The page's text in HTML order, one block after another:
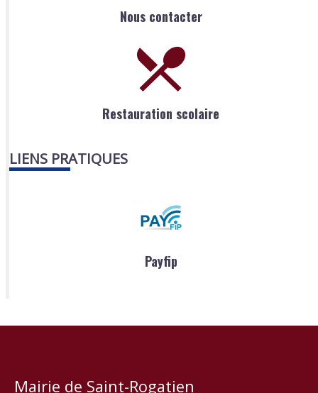
Nous contacter
Restauration scolaire
LIENS PRATIQUES
Payfip
Mairie de Saint-Rogatien